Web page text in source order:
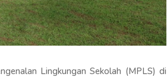
Lingkungan Sekolah (MPLS) di